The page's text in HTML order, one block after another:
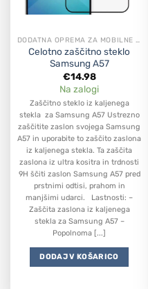
DODATNA OPREMA ZA MOBILNE APARATE
Celotno zaščitno steklo
Samsung A57
€14.98
Na zalogi
Zaščitno steklo iz kaljenega
stekla za Samsung A57 Ustrezno
zaščitite zaslon svojega Samsung
A57 in uporabite to zaščito zaslona
iz kaljenega stekla. Ta zaščita
zaslona iz ultra kositra in trdnosti
9H ščiti zaslon Samsung A57 pred
prstnimi odtisi, prahom in
manjšimi udarci. Lastnosti: –
Zaščita zaslona iz kaljenega
stekla za Samsung A57 –
Popolnoma [...]
DODAJ V KOŠARICO